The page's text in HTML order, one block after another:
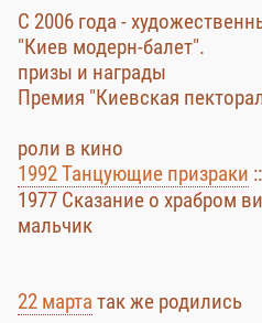
С 2006 года -
"Киев модерн-балет".
призы и награды
Премия "Киевская
роли в кино
1992 Танцующие призраки
1977 Сказание о храбром
мальчик
22 марта так же родились